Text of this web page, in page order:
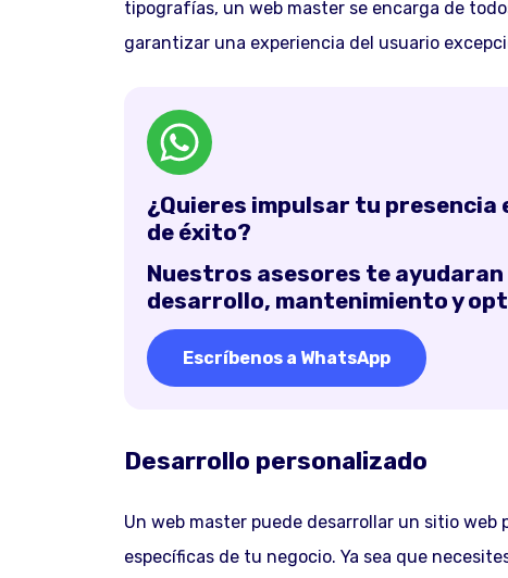
tipografías, un web master se encarga de
garantizar una experiencia del usuario
¿Quieres impulsar tu presencia
de éxito?
Nuestros asesores te ayudaran
desarrollo, mantenimiento y
Escríbenos a WhatsApp
Desarrollo personalizado
Un web master puede desarrollar un sitio web
específicas de tu negocio. Ya sea que